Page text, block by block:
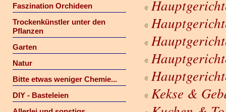
Faszination Orchideen
Trockenkünstler unter den
Pflanzen
Garten
Natur
Bitte etwas weniger Chemie...
DIY - Basteleien
Kekse &